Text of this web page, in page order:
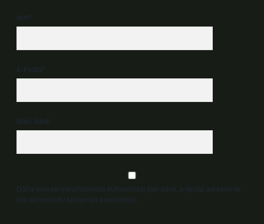
İsim*
E-Posta*
Web Sitesi
Daha sonraki yorumlarımda kullanılması için adım, e-posta adresim ve
site adresim bu tarayıcıya kaydedilsin.